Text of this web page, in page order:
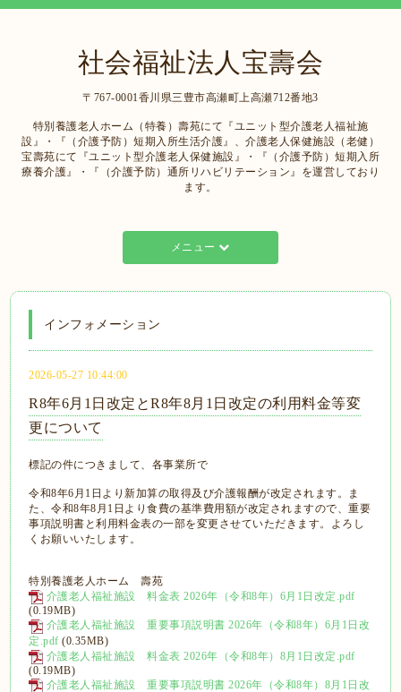
社会福祉法人宝壽会
〒767-0001香川県三豊市高瀬町上高瀬712番地3
特別養護老人ホーム（特養）壽苑にて『ユニット型介護老人福祉施
設』・『（介護予防）短期入所生活介護』、介護老人保健施設（老健）
宝壽苑にて『ユニット型介護老人保健施設』・『（介護予防）短期入所
療養介護』・『（介護予防）通所リハビリテーション』を運営しており
ます。
メニュー
インフォメーション
2026-05-27 10:44:00
R8年6月1日改定とR8年8月1日改定の利用料金等変
更について
標記の件につきまして、各事業所で
令和8年6月1日より新加算の取得及び介護報酬が改定されます。ま
た、令和8年8月1日より食費の基準費用額が改定されますので、重要
事項説明書と利用料金表の一部を変更させていただきます。よろし
くお願いいたします。
特別養護老人ホーム 壽苑
介護老人福祉施設 料金表 2026年（令和8年）6月1日改定.pdf
(0.19MB)
介護老人福祉施設 重要事項説明書 2026年（令和8年）6月1日改
定.pdf (0.35MB)
介護老人福祉施設 料金表 2026年（令和8年）8月1日改定.pdf
(0.19MB)
介護老人福祉施設 重要事項説明書 2026年（令和8年）8月1日改